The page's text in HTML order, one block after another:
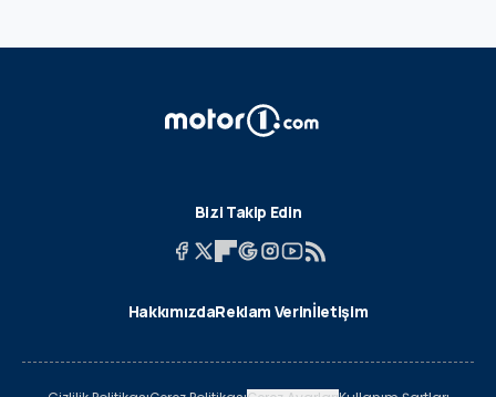
Bizi Takip Edin
HakkımızdaReklam Verinİletişim